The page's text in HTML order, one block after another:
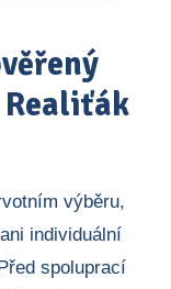
výběru,
individuální
spoluprací